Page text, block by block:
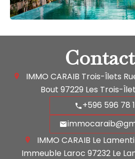
IMMO CARAIB Trois-Îlets
Bout 97229 Les Trois-
+596 596 78
IMMO CARAIB Le
Immeuble Laroc 97232Le